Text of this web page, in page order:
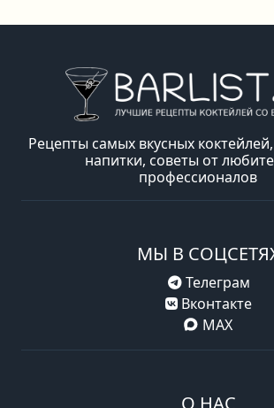
Рецепты самых вкусных
напитки, советы от
профессионалов
МЫ В
Телеграм
Вконтакте
MAX
О НАС